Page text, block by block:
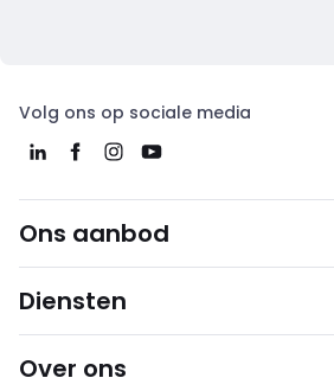
Volg ons op sociale media
Ons aanbod
Diensten
Over ons